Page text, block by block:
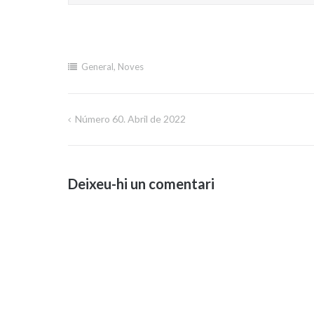
General, Noves
Navegació
Número 60. Abril de 2022
Deixeu-hi un comentari